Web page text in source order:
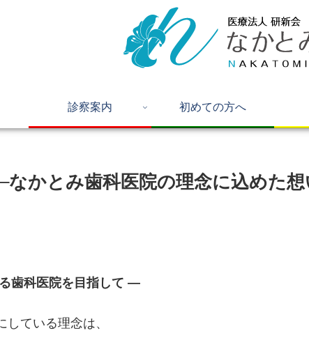
診察案内 初めての方へ
なかとみ歯科医院の理念に込めた想
歯科医院を目指して ―
ている理念は、